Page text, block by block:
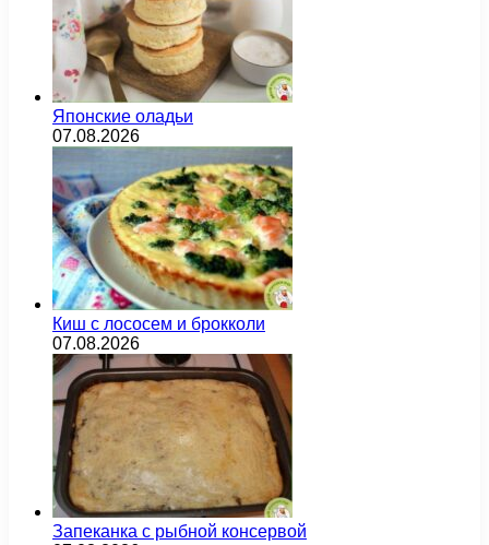
Японские оладьи
07.08.2026
Киш с лососем и брокколи
07.08.2026
Запеканка с рыбной консервой